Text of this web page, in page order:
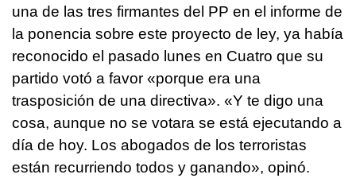
una de las tres firmantes del PP en el informe de
la ponencia sobre este proyecto de ley, ya había
reconocido el pasado lunes en Cuatro que su
partido votó a favor «porque era una
trasposición de una directiva». «Y te digo una
cosa, aunque no se votara se está ejecutando a
día de hoy. Los abogados de los terroristas
están recurriendo todos y ganando», opinó.